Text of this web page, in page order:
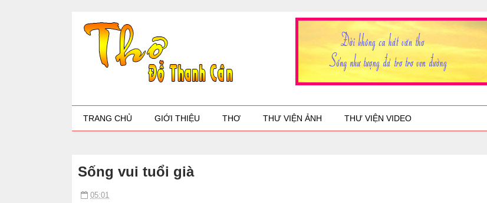
TRANG CHỦ GIỚI THIỆU THƠ THƯ VIỆN ẢNH THƯ VIỆN VIDEO
Sống vui tuổi già
05:01